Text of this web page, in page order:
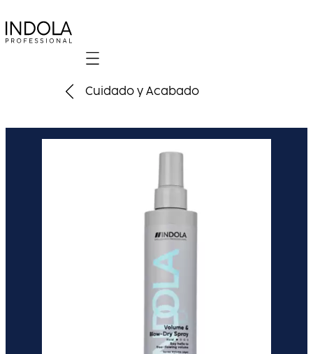
Mobile navigation
Cuidado y Acabado